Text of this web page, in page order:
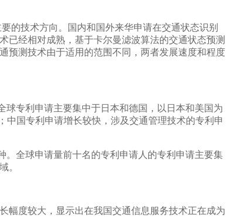
的技术方向。国内和国外来华申请在交通状态识别
已经相对成熟，基于卡尔曼滤波算法的交通状态预测
预测技术由于适用的范围不同，两者发展速度和程度
专利申请主要集中于日本和德国，以日本和美国为
国专利申请增长较快，涉及交通管理技术的专利申
全球申请量前十名的专利申请人的专利申请主要集
。
幅度较大，显示出在我国交通信息服务技术正在成为